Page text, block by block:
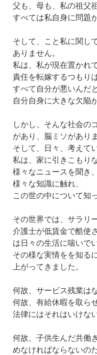
父も、母も、私の祖父
すべては私自身に問題
そして、こと私に関し
ありません。
私は、私が現在置かれ
責任を転嫁するつもり
すべて自分が悪いんだと
自分自身に大きな欠陥
しかし、そんな社会の
があり、脳ミソがありま
そして、日々、考えて
私は、家に引きこもり
様々なニュースを聞き、
様々な知識に触れ、
この世の中について知
その世界では、サラリ
介護士が低賃金で酷使
は日々の生活に喘いで
その様な実情をを知る
上がってきました。
何故、サービス残業は
何故、有給休暇を取ら
法律にはそれはいけな
何故、子供生んだ共働
めなければならないの